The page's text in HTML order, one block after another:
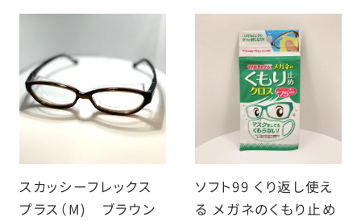
スカッシーフレックス
プラス（M) ブラウン
ソフト99 くり返し使え
る メガネのくもり止め